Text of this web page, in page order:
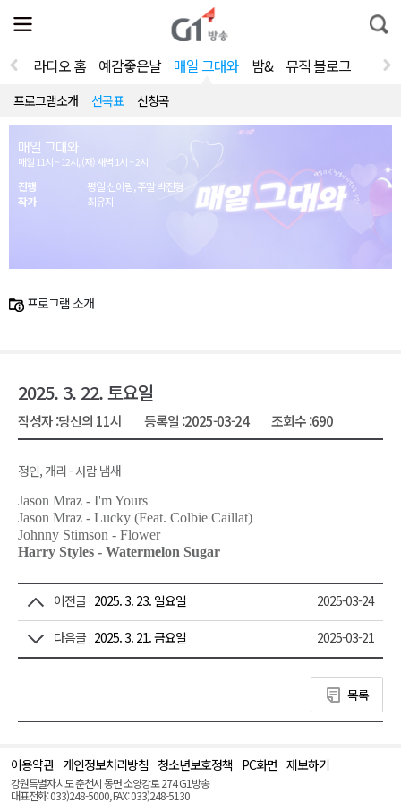
전
체
뉴
열
통
합
라디오 홈 예감좋은날 매일 그대와 밤& 뮤직 블로그
프로그램소개 선곡표 신청곡
매일 그대와
매일 11시 ~ 12시, (재) 새벽 1시 ~ 2시
진행
평일 신아림, 주말 박진형
작가
최유지
프로그램 소개
2025. 3. 22. 토요일
작성자 :당신의 11시 등록일 :2025-03-24 조회수 :690
정인, 개리 - 사람 냄새
Jason Mraz - I'm Yours
Jason Mraz - Lucky (Feat. Colbie Caillat)
Johnny Stimson - Flower
Harry Styles - Watermelon Sugar
이전글 2025. 3. 23. 일요일 2025-03-24
다음글 2025. 3. 21. 금요일 2025-03-21
목록
이용약관 개인정보처리방침 청소년보호정책 PC화면 제보하기
강원특별자치도 춘천시 동면 소양강로 274 G1방송
대표전화: 033)248-5000, FAX: 033)248-5130